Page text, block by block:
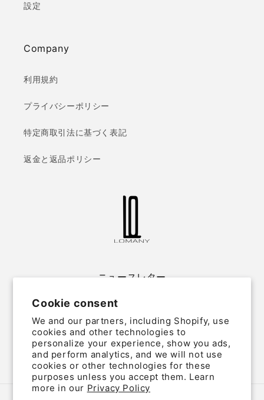
Cookie consent
We and our partners, including Shopify, use
cookies and other technologies to
personalize your experience, show you ads,
and perform analytics, and we will not use
cookies or other technologies for these
purposes unless you accept them. Learn
more in our Privacy Policy
設定
Company
利用規約
プライバシーポリシー
特定商取引法に基づく表記
返金と返品ポリシー
ニュースレター
Email
TwitterFacebookInstagram